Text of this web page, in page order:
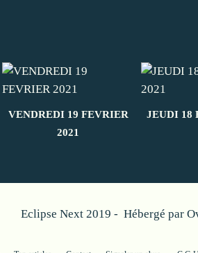
VENDREDI 19 FEVRIER
2021
JEUDI 18
Eclipse Next 2019 - Hébergé par